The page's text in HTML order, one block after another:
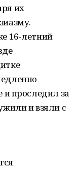
их
16-летний
и проследил за
и взяли с